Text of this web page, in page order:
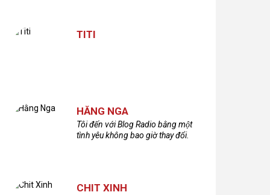
TITI
HẰNG NGA
Tôi đến với Blog Radio bằng một
tình yêu không bao giờ thay đổi.
CHIT XINH